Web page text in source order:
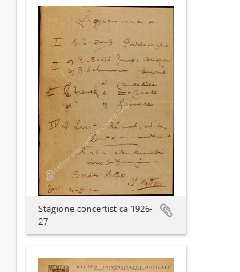
Stagione concertistica 1926-
27